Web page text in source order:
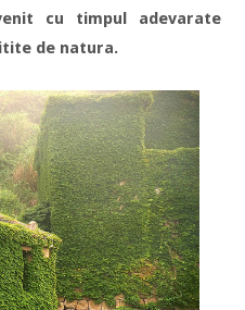
cu timpul adevarate
de natura.